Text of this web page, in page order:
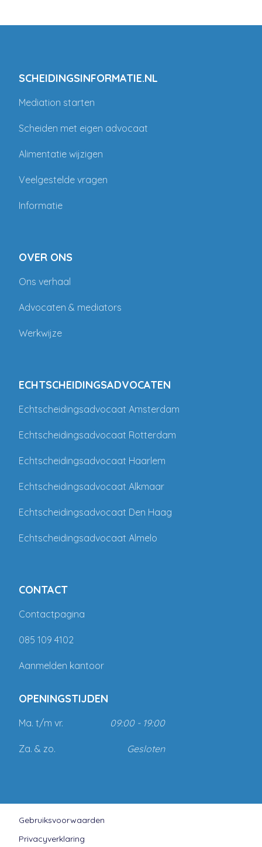
SCHEIDINGSINFORMATIE.NL
Mediation starten
Scheiden met eigen advocaat
Alimentatie wijzigen
Veelgestelde vragen
Informatie
OVER ONS
Ons verhaal
Advocaten & mediators
Werkwijze
ECHTSCHEIDINGSADVOCATEN
Echtscheidingsadvocaat Amsterdam
Echtscheidingsadvocaat Rotterdam
Echtscheidingsadvocaat Haarlem
Echtscheidingsadvocaat Alkmaar
Echtscheidingsadvocaat Den Haag
Echtscheidingsadvocaat Almelo
CONTACT
Contactpagina
085 109 4102
Aanmelden kantoor
OPENINGSTIJDEN
Ma. t/m vr. 09:00 - 19:00
Za. & zo. Gesloten
Gebruiksvoorwaarden
Privacyverklaring